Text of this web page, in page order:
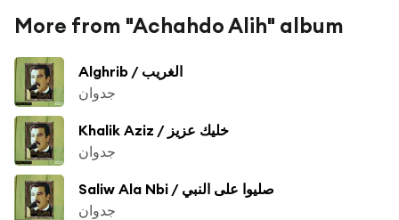
More from "Achahdo Alih" album
Alghrib / الغريب
جدوان
Khalik Aziz / خليك عزيز
جدوان
Saliw Ala Nbi / صليوا على النبي
جدوان